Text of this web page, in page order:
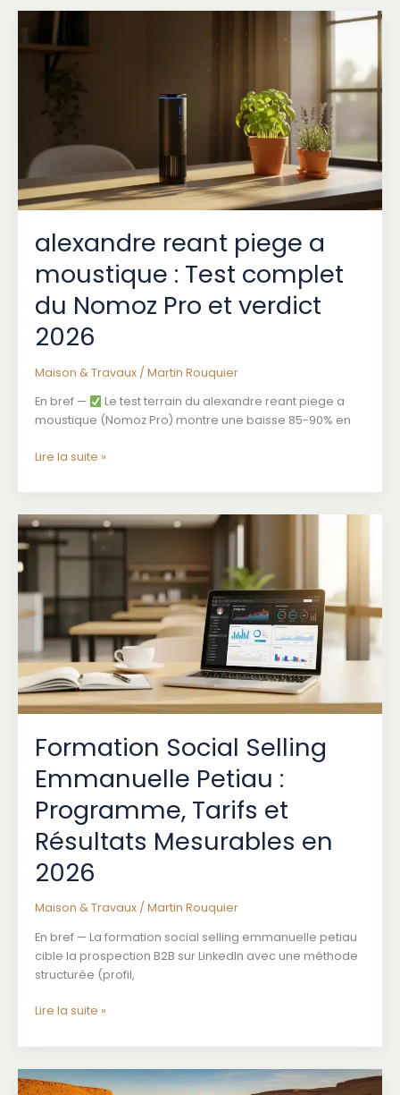
Complet
pour
Améliorer
en
2026
alexandre reant piege a
moustique : Test complet
du Nomoz Pro et verdict
2026
Maison & Travaux/ Martin Rouquier
En bref —
Le test terrain du alexandre reant piege a
moustique (Nomoz Pro) montre une baisse 85-90% en
alexandre
piege
a
moustique
du
Nomoz
Pro
et
verdict
2026
Lire la suite »
Formation Social Selling
Emmanuelle Petiau :
Programme, Tarifs et
Résultats Mesurables en
2026
Maison & Travaux/ Martin Rouquier
En bref — La formation social selling emmanuelle petiau
cible la prospection B2B sur LinkedIn avec une méthode
structurée (profil,
Formation
Selling
Emmanuelle
Petiau
Lire la suite »